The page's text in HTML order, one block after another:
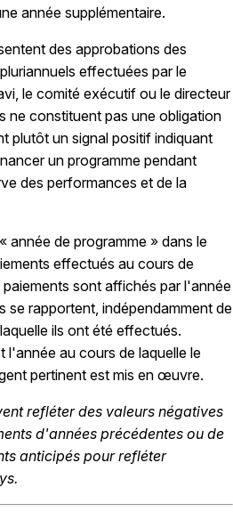
année supplémentaire.
des approbations des
effectuées par le
le comité exécutif ou le directeur
ne constituent pas une obligation
plutôt un signal positif indiquant
un programme pendant
des performances et de la
année de programme » dans le
effectués au cours de
sont affichés par l'année
se rapportent, indépendamment de
ils ont été effectués.
l'année au cours de laquelle le
pertinent est mis en œuvre.
refléter des valeurs négatives
d'années précédentes ou de
anticipés pour refléter